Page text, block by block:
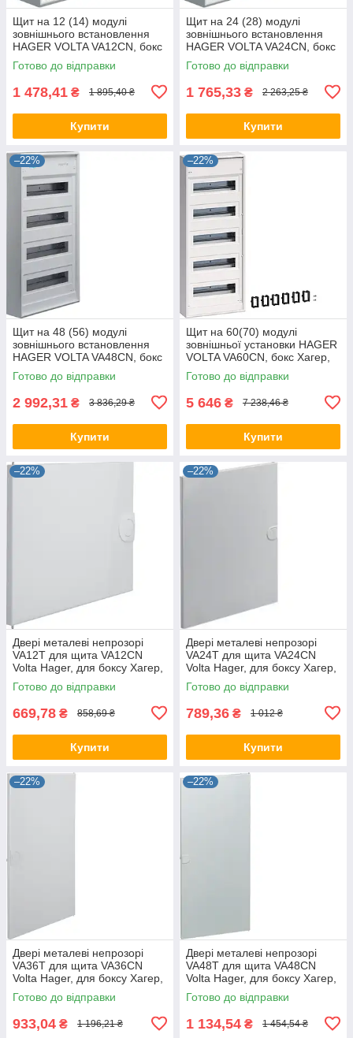
Щит на 12 (14) модулі
зовнішнього встановлення
HAGER VOLTA VA12CN, бокс
Хагер, шафа розподільна
для автоматів
Готово до відправки
1 478,41 ₴ 1 895,40 ₴
Купити
Щит на 24 (28) модулі
зовнішнього встановлення
HAGER VOLTA VA24CN, бокс
Хагер, шафа розподільна
для автоматів
Готово до відправки
1 765,33 ₴ 2 263,25 ₴
Купити
–22%
Щит на 48 (56) модулі
зовнішнього встановлення
HAGER VOLTA VA48CN, бокс
Хагер, шафа розподільна
для автоматів
Готово до відправки
2 992,31 ₴ 3 836,29 ₴
Купити
–22%
Щит на 60(70) модулі
зовнішньої установки HAGER
VOLTA VA60CN, бокс Хагер,
шафа розподільна
Готово до відправки
5 646 ₴ 7 238,46 ₴
Купити
–22%
Двері металеві непрозорі
VA12T для щита VA12CN
Volta Hager, для боксу Хагер,
щит розподільний
Готово до відправки
669,78 ₴ 858,69 ₴
Купити
–22%
Двері металеві непрозорі
VA24T для щита VA24CN
Volta Hager, для боксу Хагер,
щит розподільний
Готово до відправки
789,36 ₴ 1 012 ₴
Купити
–22%
Двері металеві непрозорі
VA36T для щита VA36CN
Volta Hager, для боксу Хагер,
щит розподільний
Готово до відправки
933,04 ₴ 1 196,21 ₴
–22%
Двері металеві непрозорі
VA48T для щита VA48CN
Volta Hager, для боксу Хагер,
щит розподільний
Готово до відправки
1 134,54 ₴ 1 454,54 ₴